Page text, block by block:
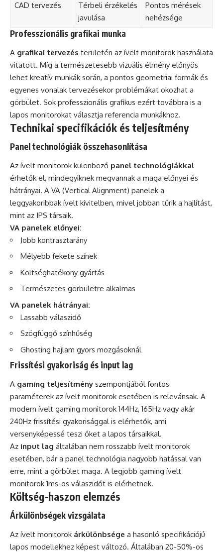
CAD tervezés
Térbeli érzékelés
javulása
Pontos mérések
nehézsége
Professzionális grafikai munka
A grafikai tervezés területén az ívelt monitorok használata
vitatott. Míg a természetesebb vizuális élmény előnyös
lehet kreatív munkák során, a pontos geometriai formák és
egyenes vonalak tervezésekor problémákat okozhat a
görbület. Sok professzionális grafikus ezért továbbra is a
lapos monitorokat választja referencia munkákhoz.
Technikai specifikációk és teljesítmény
Panel technológiák összehasonlítása
Az ívelt monitorok különböző panel technológiákkal
érhetők el, mindegyiknek megvannak a maga előnyei és
hátrányai. A VA (Vertical Alignment) panelek a
leggyakoribbak ívelt kivitelben, mivel jobban tűrik a hajlítást,
mint az IPS társaik.
VA panelek előnyei:
Jobb kontrasztarány
Mélyebb fekete színek
Költséghatékony gyártás
Természetes görbületre alkalmas
VA panelek hátrányai:
Lassabb válaszidő
Szögfüggő színhűség
Ghosting hajlam gyors mozgásoknál
Frissítési gyakoriság és input lag
A gaming teljesítmény szempontjából fontos
paraméterek az ívelt monitorok esetében is relevánsak. A
modern ívelt gaming monitorok 144Hz, 165Hz vagy akár
240Hz frissítési gyakorisággal is elérhetők, ami
versenyképessé teszi őket a lapos társaikkal.
Az input lag általában nem rosszabb ívelt monitorok
esetében, bár a panel technológia nagyobb hatással van
erre, mint a görbület maga. A legjobb gaming ívelt
monitorok 1ms-os válaszidőt is elérhetnek.
Költség-haszon elemzés
Árkülönbségek vizsgálata
Az ívelt monitorok árkülönbsége a hasonló specifikációjú
lapos modellekhez képest változó. Általában 20-50%-os